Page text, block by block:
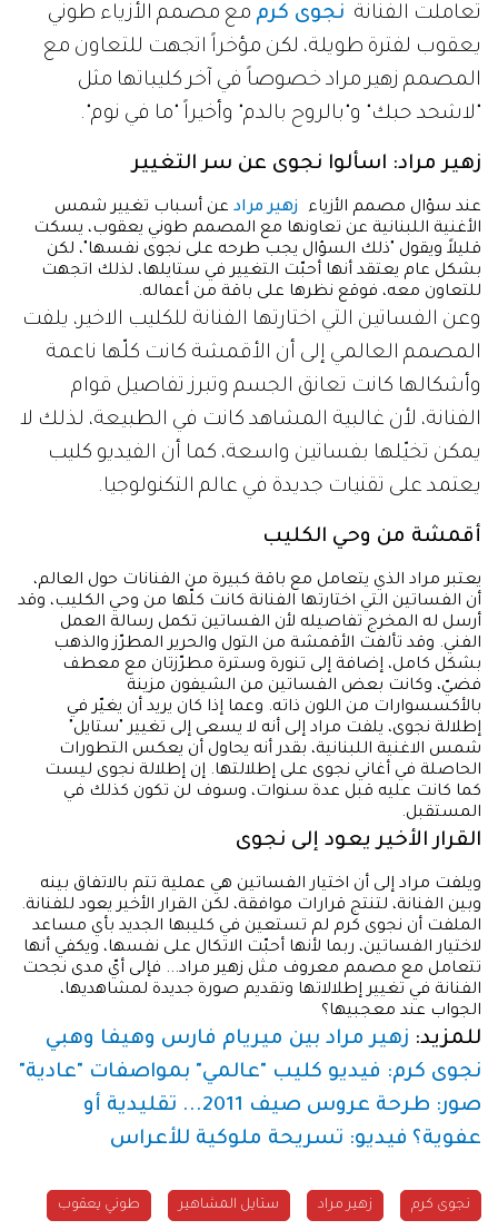
تعاملت الفنانة نجوى كرم مع مصمم الأزياء طوني
يعقوب لفترة طويلة، لكن مؤخراً اتجهت للتعاون مع
المصمم زهير مراد خصوصاً في آخر كليباتها مثل
"لاشحد حبك" و"بالروح بالدم" وأخيراً "ما في نوم".
زهير مراد: اسألوا نجوى عن سر التغيير
عند سؤال مصمم الأزياء زهير مراد عن أسباب تغيير شمس
الأغنية اللبنانية عن تعاونها مع المصمم طوني يعقوب، يسكت
قليلاً ويقول "ذلك السؤال يجب طرحه على نجوى نفسها"، لكن
بشكل عام يعتقد أنها أحبّت التغيير في ستايلها، لذلك اتجهت
للتعاون معه، فوقع نظرها على باقة من أعماله.
وعن الفساتين التي اختارتها الفنانة للكليب الاخير، يلفت
المصمم العالمي إلى أن الأقمشة كانت كلّها ناعمة
وأشكالها كانت تعانق الجسم وتبرز تفاصيل قوام
الفنانة، لأن غالبية المشاهد كانت في الطبيعة، لذلك لا
يمكن تخيّلها بفساتين واسعة، كما أن الفيديو كليب
يعتمد على تقنيات جديدة في عالم التكنولوجيا.
أقمشة من وحي الكليب
يعتبر مراد الذي يتعامل مع باقة كبيرة من الفنانات حول العالم،
أن الفساتين التي اختارتها الفنانة كانت كلّها من وحي الكليب، وقد
أرسل له المخرج تفاصيله لأن الفساتين تكمل رسالة العمل
الفني. وقد تألفت الأقمشة من التول والحرير المطرّز والذهب
بشكل كامل، إضافة إلى تنورة وسترة مطرّزتان مع معطف
فضيّ، وكانت بعض الفساتين من الشيفون مزينة
بالأكسسوارات من اللون ذاته. وعما إذا كان يريد أن يغيّر في
إطلالة نجوى، يلفت مراد إلى أنه لا يسعى إلى تغيير "ستايل"
شمس الاغنية اللبنانية، بقدر أنه يحاول أن يعكس التطورات
الحاصلة في أغاني نجوى على إطلالتها. إن إطلالة نجوى ليست
كما كانت عليه قبل عدة سنوات، وسوف لن تكون كذلك في
المستقبل.
القرار الأخير يعود إلى نجوى
ويلفت مراد إلى أن اختيار الفساتين هي عملية تتم بالاتفاق بينه
وبين الفنانة، لتنتج قرارات موافقة، لكن القرار الأخير يعود للفنانة.
الملفت أن نجوى كرم لم تستعين في كليبها الجديد بأي مساعد
لاختيار الفساتين، ربما لأنها أحبّت الاتكال على نفسها، ويكفي أنها
تتعامل مع مصمم معروف مثل زهير مراد... فإلى أيّ مدى نجحت
الفنانة في تغيير إطلالاتها وتقديم صورة جديدة لمشاهديها،
الجواب عند معجبيها؟
للمزيد: زهير مراد بين ميريام فارس وهيفا وهبي
نجوى كرم: فيديو كليب "عالمي" بمواصفات "عادية"
صور: طرحة عروس صيف 2011... تقليدية أو
عفوية؟ فيديو: تسريحة ملوكية للأعراس
نجوى كرم ستايل المشاهير طوني يعقوب